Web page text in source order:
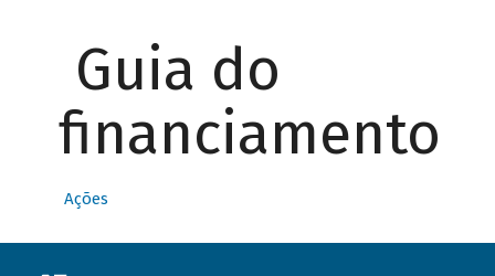
Guia do
financiamento
Ações